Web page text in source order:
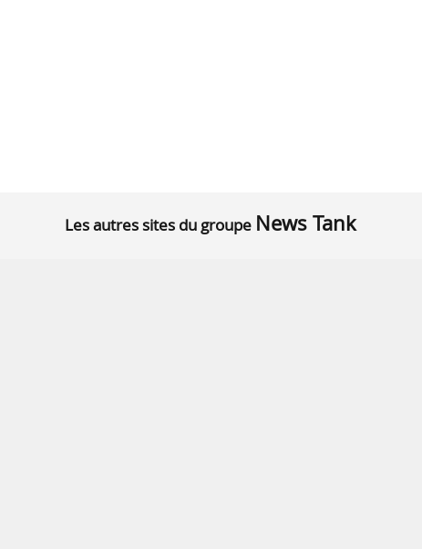
Les autres sites du groupe News Tank